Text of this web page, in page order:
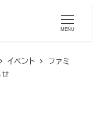
MENU
イベント
ファミ